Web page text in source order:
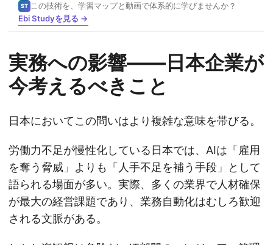
ST この技術を、学習マップと動画で体系的に学びませんか？
Ebi Studyを見る →
実務への影響——日本企業が
今考えるべきこと
日本においてこの問いはより複雑な意味を帯びる。
労働力不足が慢性化している日本では、AIは「雇用
を奪う脅威」よりも「人手不足を補う手段」として
語られる場面が多い。実際、多くの業界で人材確保
が最大の経営課題であり、業務自動化はむしろ歓迎
される文脈がある。